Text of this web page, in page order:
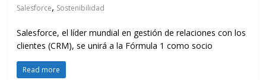
Salesforce, Sostenibilidad
Salesforce, el líder mundial en gestión de relaciones con los
clientes (CRM), se unirá a la Fórmula 1 como socio
Read more